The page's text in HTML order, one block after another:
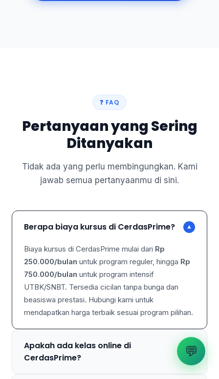
❓ FAQ
Pertanyaan yang Sering
Ditanyakan
Tidak ada yang perlu membingungkan. Kami
jawab semua pertanyaanmu di sini.
Berapa biaya kursus di CerdasPrime? ▼
Biaya kursus di CerdasPrime mulai dari Rp
250.000/bulan untuk program reguler, hingga Rp
750.000/bulan untuk program intensif
UTBK/SNBT. Tersedia cicilan tanpa bunga dan
beasiswa prestasi. Hubungi kami untuk
mendapatkan harga terbaik sesuai program pilihan.
Apakah ada kelas online di
CerdasPrime?
▼
💬